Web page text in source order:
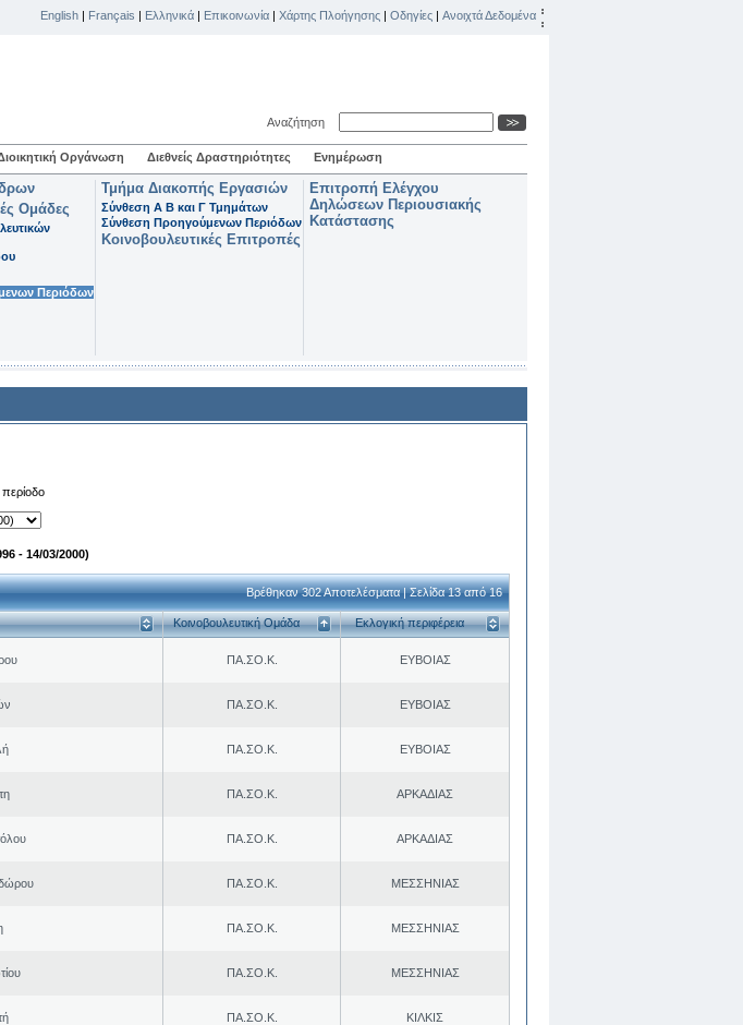
English | Français | Ελληνικά | Επικοινωνία | Χάρτης Πλοήγησης | Οδηγίες | Ανοιχτά Δεδομένα
Αναζήτηση
Οργάνωση Διεθνείς Δραστηριότητες Ενημέρωση
Ομάδες
Περιόδων
Τμήμα Διακοπής Εργασιών
Σύνθεση Α Β και Γ Τμημάτων
Σύνθεση Προηγούμενων Περιόδων
Κοινοβουλευτικές Επιτροπές
Επιτροπή Ελέγχου
Δηλώσεων Περιουσιακής
Κατάστασης
περίοδο
- 14/03/2000)
Βρέθηκαν 302 Αποτελέσματα | Σελίδα 13 από 16
Κοινοβουλευτική Ομάδα Εκλογική περιφέρεια
ΠΑ.ΣΟ.Κ. ΕΥΒΟΙΑΣ
ΠΑ.ΣΟ.Κ. ΕΥΒΟΙΑΣ
ΠΑ.ΣΟ.Κ. ΕΥΒΟΙΑΣ
ΠΑ.ΣΟ.Κ. ΑΡΚΑΔΙΑΣ
ΠΑ.ΣΟ.Κ. ΑΡΚΑΔΙΑΣ
ΠΑ.ΣΟ.Κ. ΜΕΣΣΗΝΙΑΣ
ΠΑ.ΣΟ.Κ. ΜΕΣΣΗΝΙΑΣ
ΠΑ.ΣΟ.Κ. ΜΕΣΣΗΝΙΑΣ
ΠΑ.ΣΟ.Κ. ΚΙΛΚΙΣ